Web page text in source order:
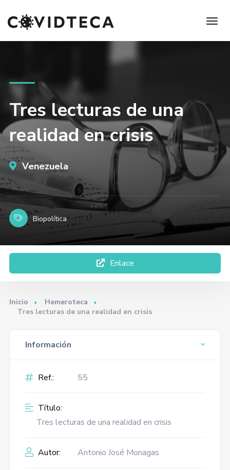
Tres lecturas de una
realidad en crisis
Venezuela
Biopolítica
Enlace
Inicio
Hemeroteca
Tres lecturas de una realidad en crisis
Información
Ref.: 55
Título:
Tres lecturas de una realidad en crisis
Autor: Antonio José Monagas